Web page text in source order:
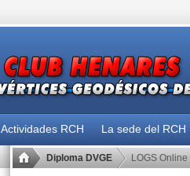
Actividades RCH La sede del RCH
Diploma DVGE LOGS Online